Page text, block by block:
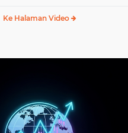
Ke Halaman Video